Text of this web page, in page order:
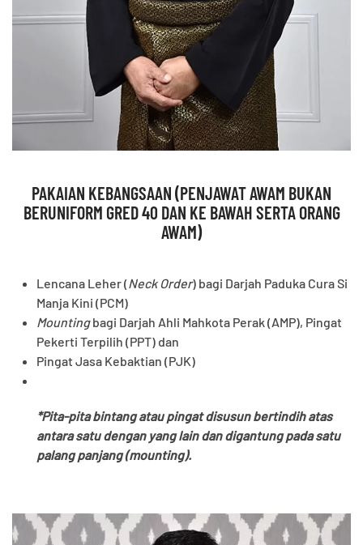
PAKAIAN KEBANGSAAN (PENJAWAT AWAM BUKAN
BERUNIFORM GRED 40 DAN KE BAWAH SERTA ORANG
AWAM)
Lencana Leher (Neck Order) bagi Darjah Paduka Cura Si
Manja Kini (PCM)
Mountingbagi Darjah Ahli Mahkota Perak (AMP), Pingat
Pekerti Terpilih (PPT) dan
Pingat Jasa Kebaktian (PJK)
*Pita-pita bintang atau pingat disusun bertindih atas
antara satu dengan yang lain dan digantung pada satu
palang panjang (mounting).